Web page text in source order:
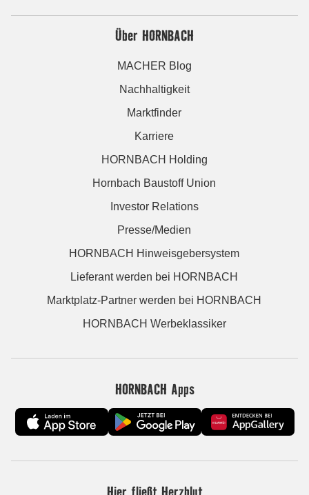
Über HORNBACH
MACHER Blog
Nachhaltigkeit
Marktfinder
Karriere
HORNBACH Holding
Hornbach Baustoff Union
Investor Relations
Presse/Medien
HORNBACH Hinweisgebersystem
Lieferant werden bei HORNBACH
Marktplatz-Partner werden bei HORNBACH
HORNBACH Werbeklassiker
HORNBACH Apps